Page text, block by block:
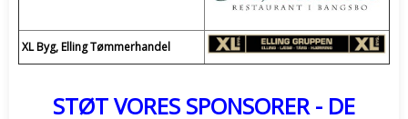
XL Byg, Elling Tømmerhandel
STØT VORES SPONSORER - DE